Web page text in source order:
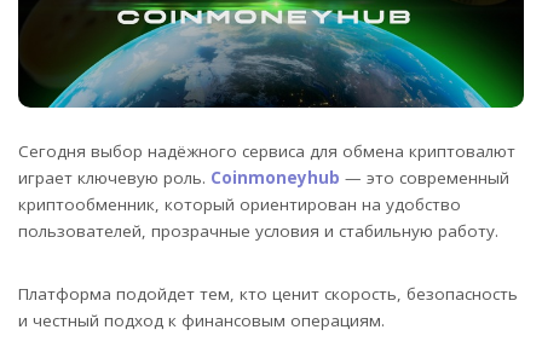
Сегодня выбор надёжного сервиса для обмена криптовалют
играет ключевую роль. Coinmoneyhub — это современный
криптообменник, который ориентирован на удобство
пользователей, прозрачные условия и стабильную работу.
Платформа подойдет тем, кто ценит скорость, безопасность
и честный подход к финансовым операциям.